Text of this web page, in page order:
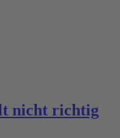
nicht richtig